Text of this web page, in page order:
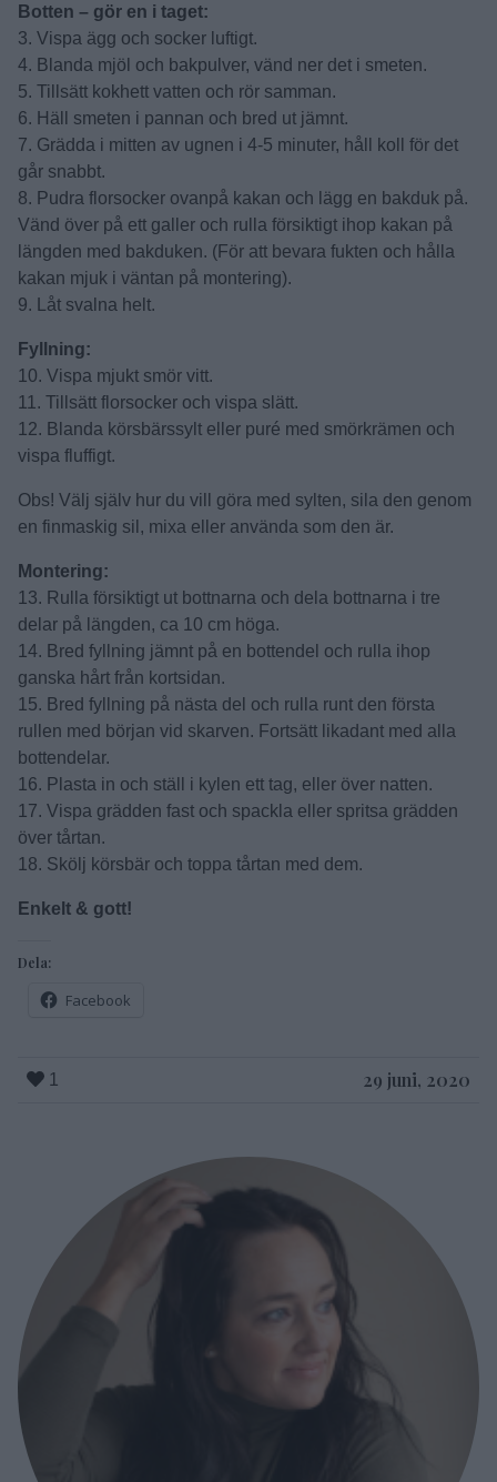
Botten – gör en i taget:
3. Vispa ägg och socker luftigt.
4. Blanda mjöl och bakpulver, vänd ner det i smeten.
5. Tillsätt kokhett vatten och rör samman.
6. Häll smeten i pannan och bred ut jämnt.
7. Grädda i mitten av ugnen i 4-5 minuter, håll koll för det
går snabbt.
8. Pudra florsocker ovanpå kakan och lägg en bakduk på.
Vänd över på ett galler och rulla försiktigt ihop kakan på
längden med bakduken. (För att bevara fukten och hålla
kakan mjuk i väntan på montering).
9. Låt svalna helt.
Fyllning:
10. Vispa mjukt smör vitt.
11. Tillsätt florsocker och vispa slätt.
12. Blanda körsbärssylt eller puré med smörkrämen och
vispa fluffigt.
Obs! Välj själv hur du vill göra med sylten, sila den genom
en finmaskig sil, mixa eller använda som den är.
Montering:
13. Rulla försiktigt ut bottnarna och dela bottnarna i tre
delar på längden, ca 10 cm höga.
14. Bred fyllning jämnt på en bottendel och rulla ihop
ganska hårt från kortsidan.
15. Bred fyllning på nästa del och rulla runt den första
rullen med början vid skarven. Fortsätt likadant med alla
bottendelar.
16. Plasta in och ställ i kylen ett tag, eller över natten.
17. Vispa grädden fast och spackla eller spritsa grädden
över tårtan.
18. Skölj körsbär och toppa tårtan med dem.
Enkelt & gott!
Dela:
Facebook
1 29 juni, 2020